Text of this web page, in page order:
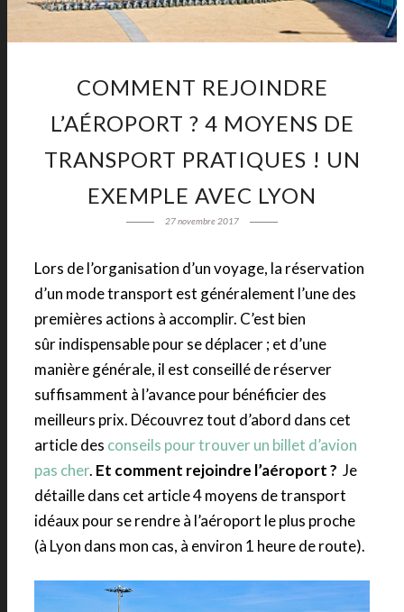
COMMENT REJOINDRE
L’AÉROPORT ? 4 MOYENS DE
TRANSPORT PRATIQUES ! UN
EXEMPLE AVEC LYON
27 novembre 2017
Lors de l’organisation d’un voyage, la réservation
d’un mode transport est généralement l’une des
premières actions à accomplir. C’est bien
sûr indispensable pour se déplacer ; et d’une
manière générale, il est conseillé de réserver
suffisamment à l’avance pour bénéficier des
meilleurs prix. Découvrez tout d’abord dans cet
article des conseils pour trouver un billet d’avion
pas cher. Et comment rejoindre l’aéroport ? Je
détaille dans cet article 4 moyens de transport
idéaux pour se rendre à l’aéroport le plus proche
(à Lyon dans mon cas, à environ 1 heure de route).